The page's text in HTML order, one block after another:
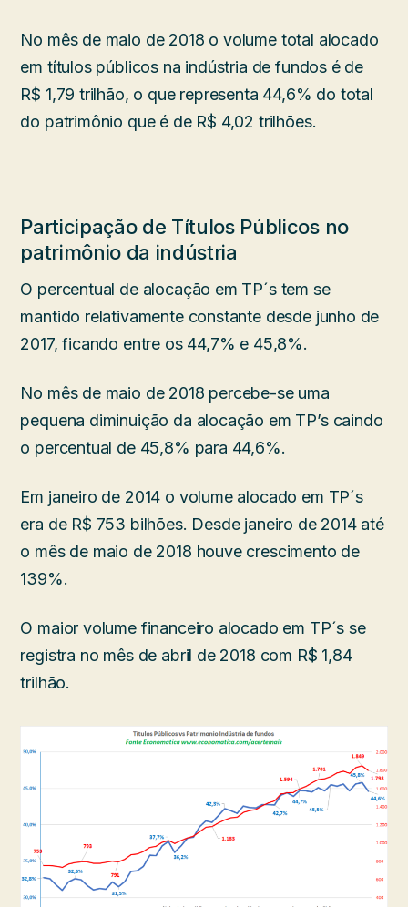
No mês de maio de 2018 o volume total alocado
em títulos públicos na indústria de fundos é de
R$ 1,79 trilhão, o que representa 44,6% do total
do patrimônio que é de R$ 4,02 trilhões.
Participação de Títulos Públicos no
patrimônio da indústria
O percentual de alocação em TP´s tem se
mantido relativamente constante desde junho de
2017, ficando entre os 44,7% e 45,8%.
No mês de maio de 2018 percebe-se uma
pequena diminuição da alocação em TP’s caindo
o percentual de 45,8% para 44,6%.
Em janeiro de 2014 o volume alocado em TP´s
era de R$ 753 bilhões. Desde janeiro de 2014 até
o mês de maio de 2018 houve crescimento de
139%.
O maior volume financeiro alocado em TP´s se
registra no mês de abril de 2018 com R$ 1,84
trilhão.